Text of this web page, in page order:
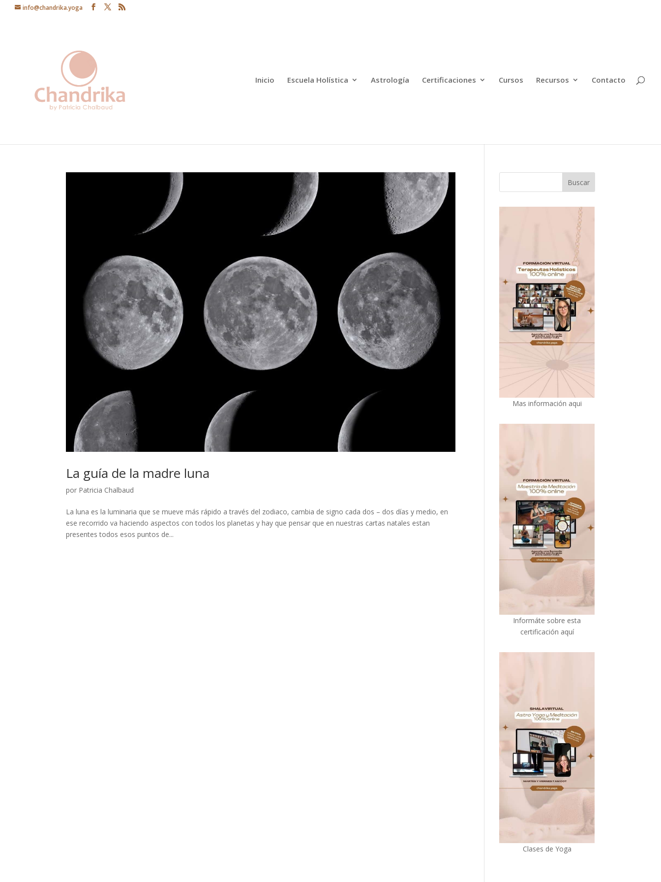
info@chandrika.yoga
Inicio Escuela Holística Astrología Certificaciones Cursos Recursos Contacto
La guía de la madre luna
por Patricia Chalbaud
La luna es la luminaria que se mueve más rápido a través del zodiaco, cambia de signo cada dos – dos días y medio, en
ese recorrido va haciendo aspectos con todos los planetas y hay que pensar que en nuestras cartas natales estan
presentes todos esos puntos de...
Mas información aqui
Informáte sobre esta
certificación aquí
Clases de Yoga